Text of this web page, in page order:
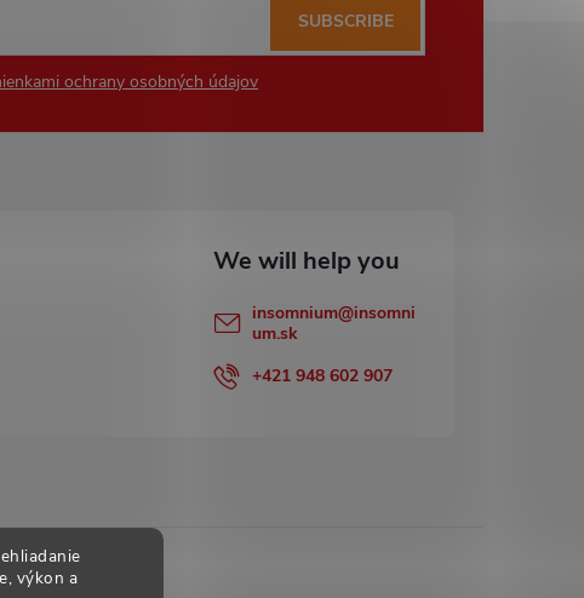
výkon a
ochrany osobných údajov
SUBSCRIBE
insomnium@insomni
um.sk
+421 948 602 907